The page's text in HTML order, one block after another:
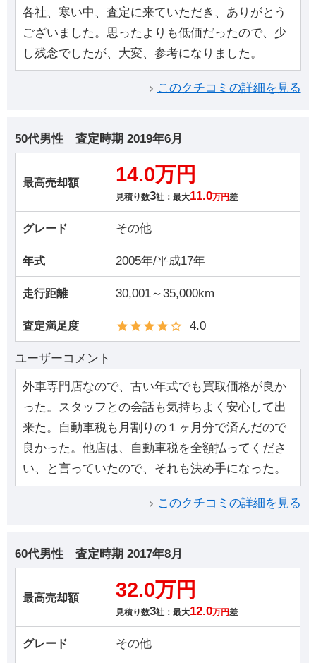
各社、寒い中、査定に来ていただき、ありがとう
ございました。思ったよりも低価だったので、少
し残念でしたが、大変、参考になりました。
このクチコミの詳細を見る
50代男性 査定時期 2019年6月
最高売却額 14.0万円
見積り数3社：最大11.0万円差
グレード その他
年式 2005年/平成17年
走行距離 30,001～35,000km
査定満足度 4.0
ユーザーコメント
外車専門店なので、古い年式でも買取価格が良か
った。スタッフとの会話も気持ちよく安心して出
来た。自動車税も月割りの１ヶ月分で済んだので
良かった。他店は、自動車税を全額払ってくださ
い、と言っていたので、それも決め手になった。
このクチコミの詳細を見る
60代男性 査定時期 2017年8月
最高売却額 32.0万円
見積り数3社：最大12.0万円差
グレード その他